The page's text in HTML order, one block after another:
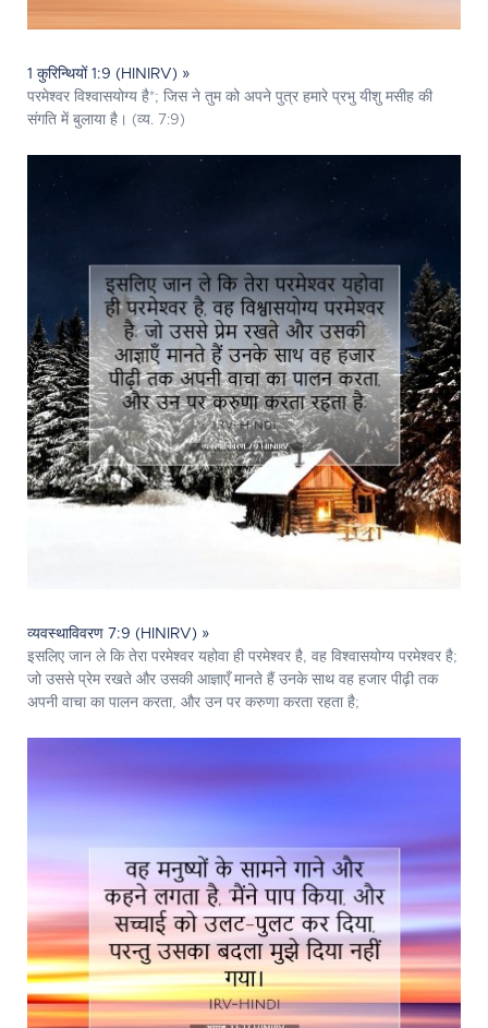
1 कुरिन्थियों 1:9 (HINIRV) »
परमेश्‍वर विश्वासयोग्य है*; जिस ने तुम को अपने पुत्र हमारे प्रभु यीशु मसीह की
संगति में बुलाया है। (व्य. 7:9)
व्यवस्थाविवरण 7:9 (HINIRV) »
इसलिए जान ले कि तेरा परमेश्‍वर यहोवा ही परमेश्‍वर है, वह विश्वासयोग्य परमेश्‍वर है;
जो उससे प्रेम रखते और उसकी आज्ञाएँ मानते हैं उनके साथ वह हजार पीढ़ी तक
अपनी वाचा का पालन करता, और उन पर करुणा करता रहता है;